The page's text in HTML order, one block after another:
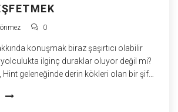
0
konuşmak biraz şaşırtıcı olabilir
ilginç duraklar oluyor değil mi?
Hint geleneğinde derin kökleri olan bir şifa
gün boyu koşuşturmadan sonra sakin